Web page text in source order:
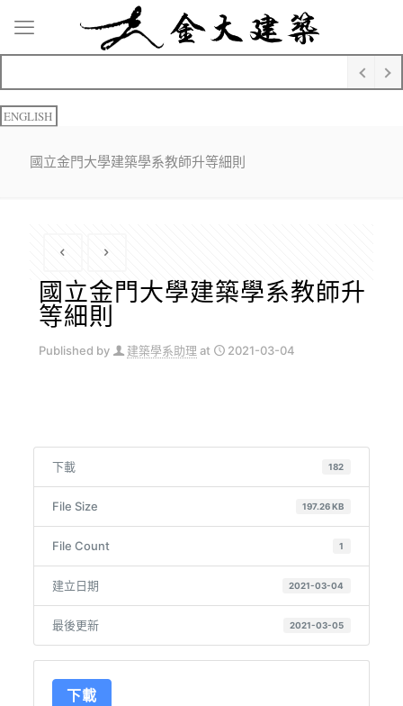
ENGLISH
國立金門大學建築學系教師升等細則
國立金門大學建築學系教師升
等細則
Published by 建築學系助理 at 2021-03-04
下載 182
File Size 197.26 KB
File Count 1
建立日期 2021-03-04
最後更新 2021-03-05
下載